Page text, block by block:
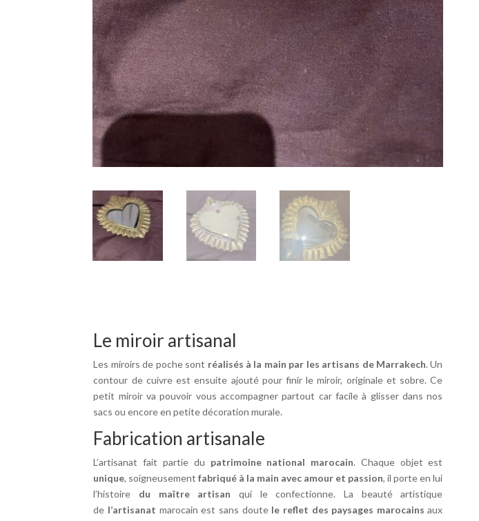
Le miroir artisanal
Les miroirs de poche sont réalisés à la main par les artisans de Marrakech. Un
contour de cuivre est ensuite ajouté pour finir le miroir, originale et sobre. Ce
petit miroir va pouvoir vous accompagner partout car facile à glisser dans nos
sacs ou encore en petite décoration murale.
Fabrication artisanale
L’artisanat fait partie du patrimoine national marocain. Chaque objet est
unique, soigneusement fabriqué à la main avec amour et passion, il porte en lui
l’histoire du maître artisan qui le confectionne. La beauté artistique
de l’artisanat marocain est sans doute le reflet des paysages marocains aux